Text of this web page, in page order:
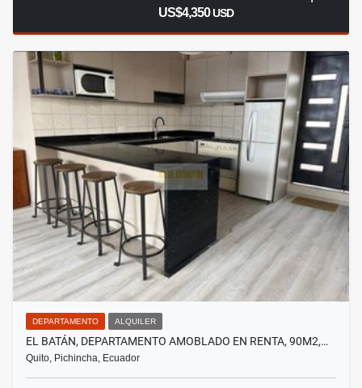
US$4,350USD
DEPARTAMENTO ALQUILER
EL BATÁN, DEPARTAMENTO AMOBLADO EN RENTA, 90M2,…
Quito, Pichincha, Ecuador